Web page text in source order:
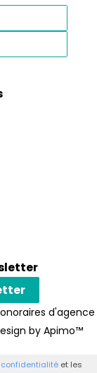
d'agence
by Apimo™
confidentialité et les